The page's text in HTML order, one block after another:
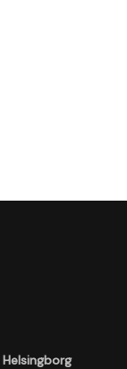
Helsingborg